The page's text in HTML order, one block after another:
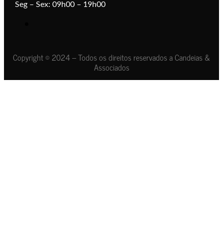
Seg – Sex: 09h00 – 19h00
Copyright © 2024 – Todos os direitos reservados a Candeias &
Associados